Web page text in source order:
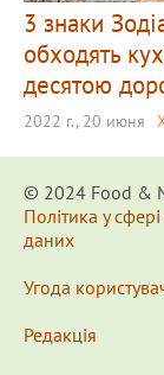
3 знаки
обходять
десятою
2022 г., 20 июня
© 2024 Food &
Політика у
даних
Угода
Редакція